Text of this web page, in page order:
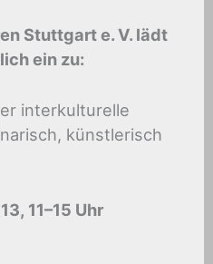
Stuttgart e. V. lädt
ein zu:
interkulturelle
künstlerisch
11–15 Uhr